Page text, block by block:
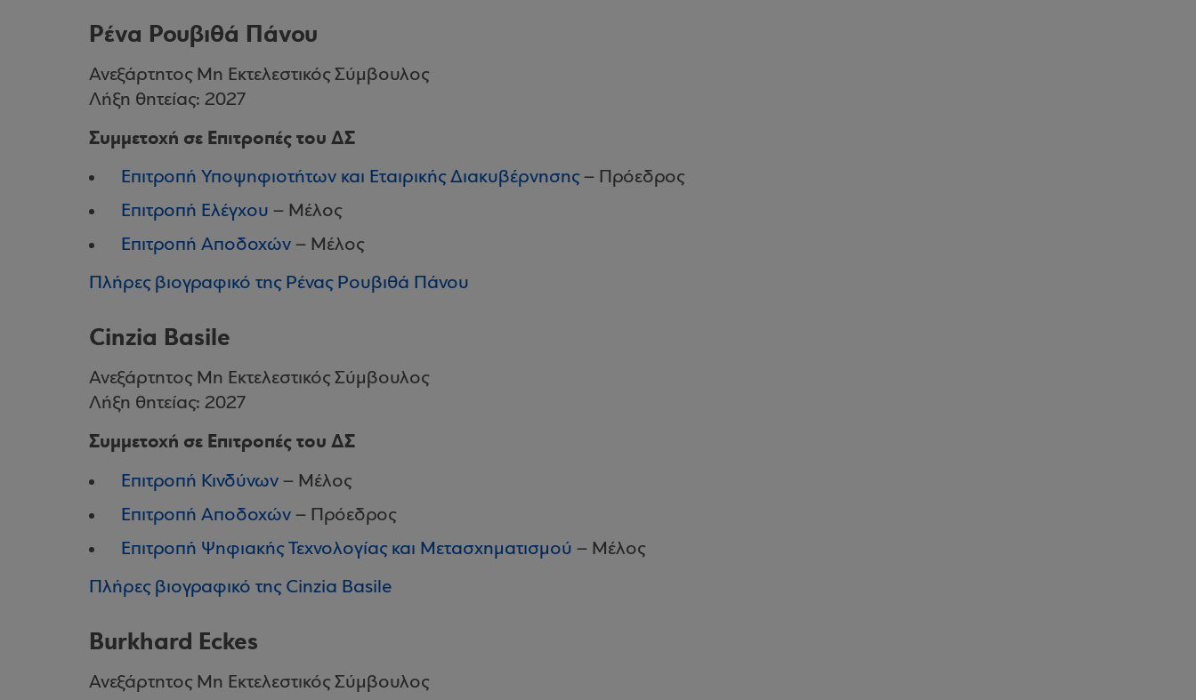
Ρένα Ρουβιθά Πάνου
Ανεξάρτητος Μη Εκτελεστικός Σύμβουλος
Λήξη θητείας: 2027
Συμμετοχή σε Επιτροπές του ΔΣ
Επιτροπή Υποψηφιοτήτων και Εταιρικής Διακυβέρνησης– Πρόεδρος
Επιτροπή Ελέγχου – Μέλος
Επιτροπή Αποδοχών – Μέλος
Πλήρες βιογραφικό της Ρένας Ρουβιθά Πάνου
Cinzia Basile
Ανεξάρτητος Μη Εκτελεστικός Σύμβουλος
Λήξη θητείας: 2027
Συμμετοχή σε Επιτροπές του ΔΣ
Επιτροπή Κινδύνων – Μέλος
Επιτροπή Αποδοχών – Πρόεδρος
Επιτροπή Ψηφιακής Τεχνολογίας και Μετασχηματισμού – Μέλος
Πλήρες βιογραφικό της Cinzia Basile
Burkhard Eckes
Ανεξάρτητος Μη Εκτελεστικός Σύμβουλος